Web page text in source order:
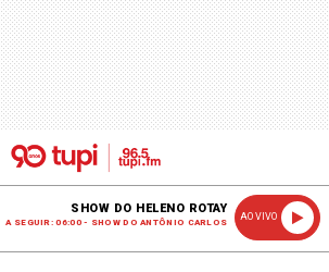
SHOW DO HELENO ROTAY
A SEGUIR: 06:00 - SHOW DO ANTÔNIO CARLOS
AO VIVO